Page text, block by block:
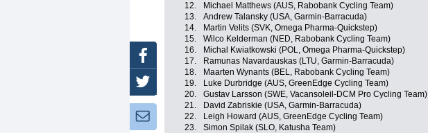
12.
Michael Matthews (AUS, Rabobank Cycling Team)
13.
Andrew Talansky (USA, Garmin-Barracuda)
14.
Martin Velits (SVK, Omega Pharma-Quickstep)
15.
Wilco Kelderman (NED, Rabobank Cycling Team)
16.
Michal Kwiatkowski (POL, Omega Pharma-Quickstep)
17.
Ramunas Navardauskas (LTU, Garmin-Barracuda)
18.
Maarten Wynants (BEL, Rabobank Cycling Team)
19.
Luke Durbridge (AUS, GreenEdge Cycling Team)
20.
Gustav Larsson (SWE, Vacansoleil-DCM Pro Cycling Team)
21.
David Zabriskie (USA, Garmin-Barracuda)
22.
Leigh Howard (AUS, GreenEdge Cycling Team)
23.
Simon Spilak (SLO, Katusha Team)
Facebook
Twitter
Newsletter: